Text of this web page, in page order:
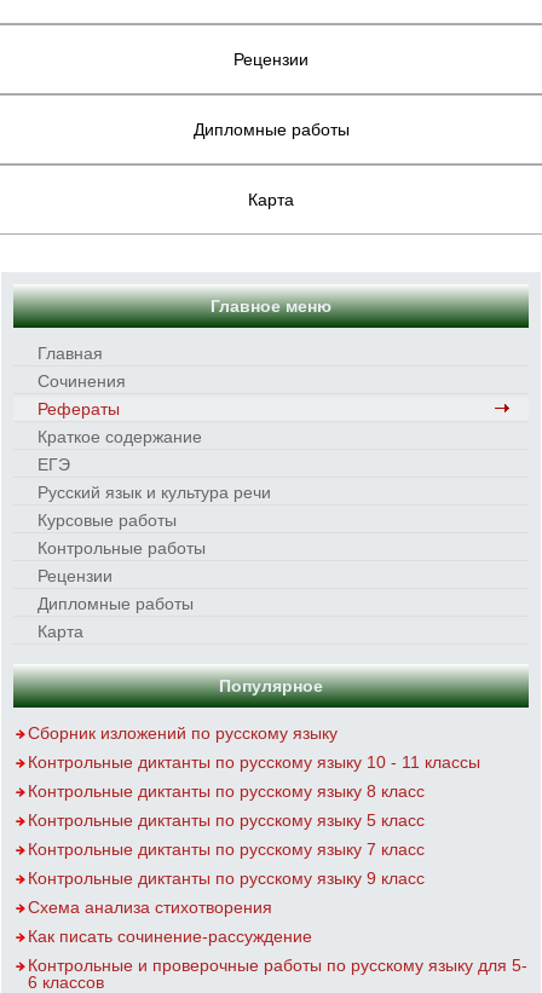
Рецензии
Дипломные работы
Карта
Главное меню
Главная
Сочинения
Рефераты
Краткое содержание
ЕГЭ
Русский язык и культура речи
Курсовые работы
Контрольные работы
Рецензии
Дипломные работы
Карта
Популярное
Сборник изложений по русскому языку
Контрольные диктанты по русскому языку 10 - 11 классы
Контрольные диктанты по русскому языку 8 класс
Контрольные диктанты по русскому языку 5 класс
Контрольные диктанты по русскому языку 7 класс
Контрольные диктанты по русскому языку 9 класс
Схема анализа стихотворения
Как писать сочинение-рассуждение
Контрольные и проверочные работы по русскому языку для 5-
6 классов